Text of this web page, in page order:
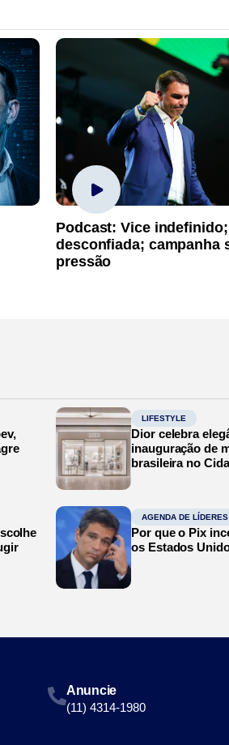
Podcast: Vice
desconfiada; campanha
pressão
LIFESTYLE
Dior celebra
inauguração de
brasileira no
AGENDA DE LÍDERES
Por que o Pix
os Estados
Anuncie
(11) 4314-1980